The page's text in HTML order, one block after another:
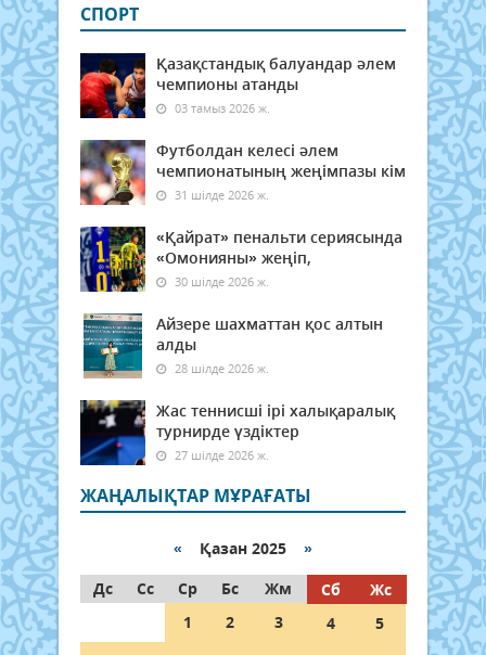
СПОРТ
Қазақстандық балуандар әлем
чемпионы атанды
03 тамыз 2026 ж.
Футболдан келесі әлем
чемпионатының жеңімпазы кім
31 шілде 2026 ж.
«Қайрат» пенальти сериясында
«Омонияны» жеңіп,
30 шілде 2026 ж.
Айзере шахматтан қос алтын
алды
28 шілде 2026 ж.
Жас теннисші ірі халықаралық
турнирде үздіктер
27 шілде 2026 ж.
ЖАҢАЛЫҚТАР МҰРАҒАТЫ
« Қазан 2025 »
Дс
Сс Ср Бс Жм Сб
Жс
1
2 3 4
5